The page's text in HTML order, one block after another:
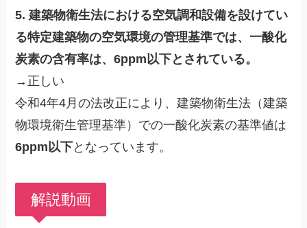
5. 建築物衛生法における空気調和設備を設けてい
る特定建築物の空気環境の管理基準では、一酸化
炭素の含有率は、6ppm以下とされている。
→正しい
令和4年4月の法改正により、建築物衛生法（建築
物環境衛生管理基準）での一酸化炭素の基準値は
6ppm以下となっています。
解説動画